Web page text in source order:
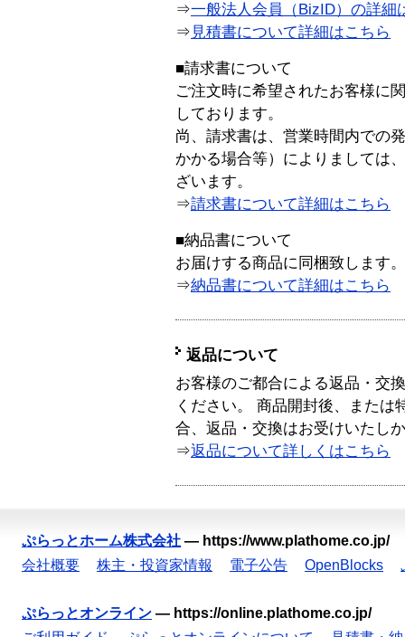
⇒一般法人会員（BizID）の詳細
⇒ 見積書について詳細はこちら
■請求書について
ご注文時に希望されたお客様に
しております。
尚、請求書は、営業時間内での
かかる場合等）によりましては
ざいます。
⇒請求書について詳細はこちら
■納品書について
お届けする商品に同梱致します。
⇒納品書について詳細はこちら
返品について
お客様のご都合による返品・交
ください。 商品開封後、または
合、返品・交換はお受けいたし
⇒返品について詳しくはこちら
ぷらっとホーム株式会社 — https://www.plathome.co.jp/
会社概要
株主・投資家情報 電子公告 OpenBlocks
ぷらっとオンライン — https://online.plathome.co.jp/